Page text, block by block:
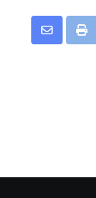
Print
Share